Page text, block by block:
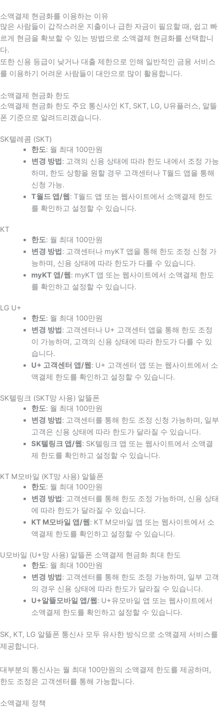
소액결제 현금화를 이용하는 이유
많은 사람들이 갑작스러운 지출이나 급한 자금이 필요할 때 , 쉽고 빠
르게 현금을 확보할 수 있는 방법으로 소액결제 현금화를 선택합니
다.
또한 신용 등급이 낮거나 대출 제한으로 인해 일반적인 금융 서비스
를 이용하기 어려운 사람들이 대안으로 많이 활용합니다.
소액결제 현금화 한도
소액결제 현금화 한도 주요 통신사인 KT, SKT, LG, U유플러스, 알뜰
폰 기준으로 알려드리겠습니다.
SK텔레콤 (SKT)
한도: 월 최대 100만원
변경 방법 : 고객의 신용 상태에 따라 한도 내에서 조정 가능
하며, 한도 상향을 원할 경우 고객센터나 T월드 앱을 통해
신청 가능.
T월드 앱/웹 : T월드 앱 또는 웹사이트에서 소액결제 한도
를 확인하고 설정할 수 있습니다.
KT
한도: 월 최대 100만원
변경 방법 : 고객센터나 myKT 앱을 통해 한도 조정 신청 가
능하며, 신용 상태에 따라 한도가 다를 수 있습니다.
myKT 앱/웹 : myKT 앱 또는 웹사이트에서 소액결제 한도
를 확인하고 설정할 수 있습니다.
LG U+
한도: 월 최대 100만원
변경 방법 : 고객센터나 U+ 고객센터 앱을 통해 한도 조정
이 가능하며, 고객의 신용 상태에 따라 한도가 다를 수 있
습니다.
U+ 고객센터 앱/웹 : U+ 고객센터 앱 또는 웹사이트에서 소
액결제 한도를 확인하고 설정할 수 있습니다.
SK텔링크 (SKT망 사용) 알뜰폰
한도: 월 최대 100만원
변경 방법 : 고객센터를 통해 한도 조정 신청 가능하며, 일부
고객은 신용 상태에 따라 한도가 달라질 수 있습니다.
SK텔링크 앱/웹 : SK텔링크 앱 또는 웹사이트에서 소액결
제 한도를 확인하고 설정할 수 있습니다.
KT M모바일 (KT망 사용) 알뜰폰
한도: 월 최대 100만원
변경 방법 : 고객센터를 통해 한도 조정 가능하며, 신용 상태
에 따라 한도가 달라질 수 있습니다.
KT M모바일 앱/웹 : KT M모바일 앱 또는 웹사이트에서 소
액결제 한도를 확인하고 설정할 수 있습니다.
U모바일 (U+망 사용) 알뜰폰 소액결제 현금화 최대 한도
한도: 월 최대 100만원
변경 방법 : 고객센터를 통해 한도 조정 가능하며, 일부 고객
의 경우 신용 상태에 따라 한도가 달라질 수 있습니다.
U+알뜰모바일 앱/웹 : U+유모바일 앱 또는 웹사이트에서
소액결제 한도를 확인하고 설정할 수 있습니다.
SK, KT, LG 알뜰폰 통신사 모두 유사한 방식으로 소액결제 서비스를
제공합니다.
대부분의 통신사는 월 최대 100만원의 소액결제 한도를 제공하며,
한도 조정은 고객센터를 통해 가능합니다.
소액결제 정책